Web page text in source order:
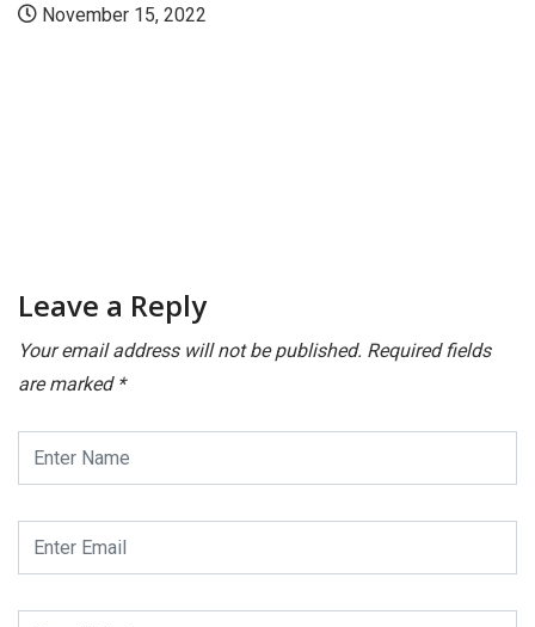
November 15, 2022
Leave a Reply
Your email address will not be published. Required fields
are marked *